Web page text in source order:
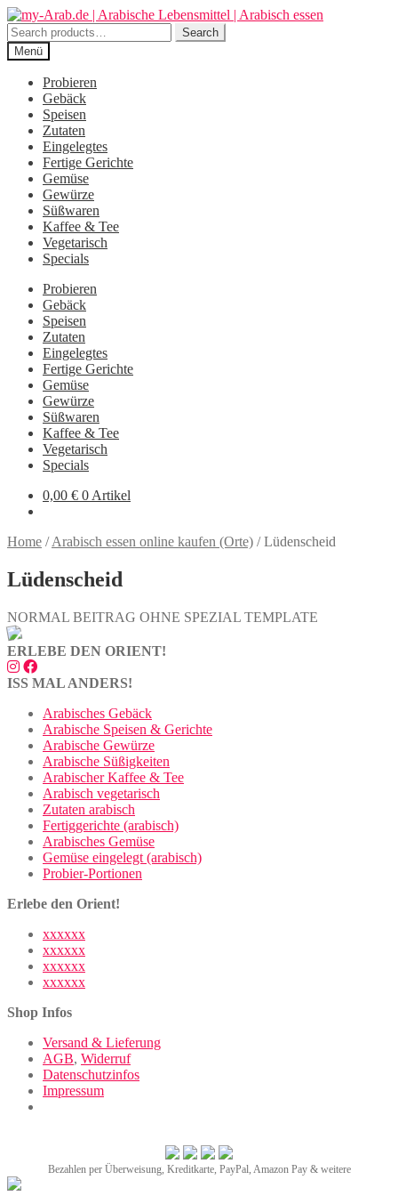
Zur
Navigation
springen
Zum
Inhalt
springen
Search
for:
Search
Menü
Probieren
Gebäck
Speisen
Zutaten
Eingelegtes
Fertige Gerichte
Gemüse
Gewürze
Süßwaren
Kaffee & Tee
Vegetarisch
Specials
Probieren
Gebäck
Speisen
Zutaten
Eingelegtes
Fertige Gerichte
Gemüse
Gewürze
Süßwaren
Kaffee & Tee
Vegetarisch
Specials
0,00 € 0 Artikel
Home /Arabisch essen online kaufen (Orte) /Lüdenscheid
Lüdenscheid
NORMAL BEITRAG OHNE SPEZIAL TEMPLATE
ERLEBE DEN ORIENT!
ISS MAL ANDERS!
Arabisches Gebäck
Arabische Speisen & Gerichte
Arabische Gewürze
Arabische Süßigkeiten
Arabischer Kaffee & Tee
Arabisch vegetarisch
Zutaten arabisch
Fertiggerichte (arabisch)
Arabisches Gemüse
Gemüse eingelegt (arabisch)
Probier-Portionen
Erlebe den Orient!
xxxxxx
xxxxxx
xxxxxx
xxxxxx
Shop Infos
Versand & Lieferung
AGB, Widerruf
Datenschutzinfos
Impressum